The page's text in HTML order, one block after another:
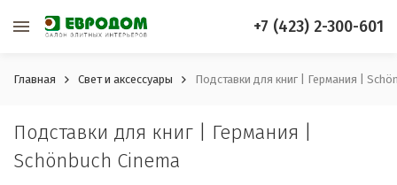
+7 (423) 2-300-601
Главная Свет и аксессуары Подставки для книг | Германия |
Подставки для книг | Германия |
Schönbuch Cinema